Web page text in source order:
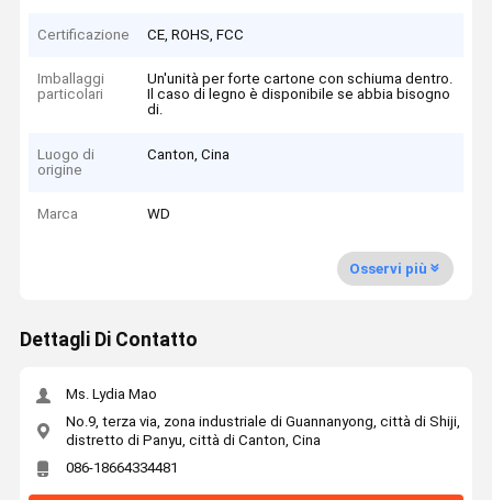
Certificazione CE, ROHS, FCC
Imballaggi
particolari
Un'unità per forte cartone con schiuma dentro.
Il caso di legno è disponibile se abbia bisogno
di.
Luogo di
origine
Canton, Cina
Marca WD
Osservi più
Dettagli Di Contatto
Ms. Lydia Mao
No.9, terza via, zona industriale di Guannanyong, città di Shiji,
distretto di Panyu, città di Canton, Cina
086-18664334481